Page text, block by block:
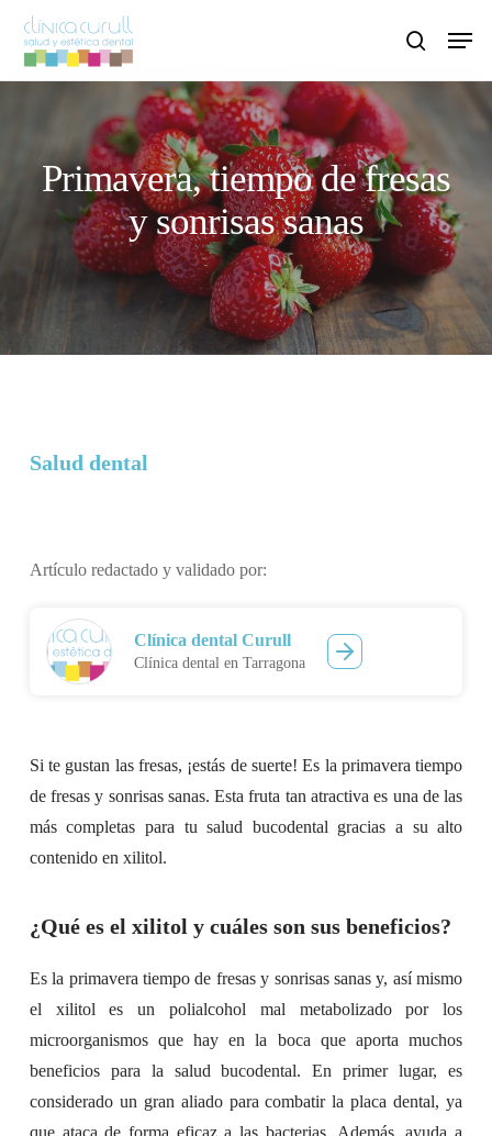
search
Menu
Primavera, tiempo de fresas
y sonrisas sanas
Salud dental
Artículo redactado y validado por:
Clínica dental Curull
Clínica dental en Tarragona
Si te gustan las fresas, ¡estás de suerte! Es la primavera tiempo
de fresas y sonrisas sanas. Esta fruta tan atractiva es una de las
más completas para tu salud bucodental gracias a su alto
contenido en xilitol.
¿Qué es el xilitol y cuáles son sus beneficios?
Es la primavera tiempo de fresas y sonrisas sanas y, así mismo
el xilitol es un polialcohol mal metabolizado por los
microorganismos que hay en la boca que aporta muchos
beneficios para la salud bucodental. En primer lugar, es
considerado un gran aliado para combatir la placa dental, ya
que ataca de forma eficaz a las bacterias. Además, ayuda a